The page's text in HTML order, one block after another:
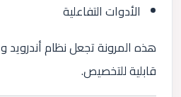
الأدوات التفاعلية
هذه المرونة تجعل نظام أندرويد
قابلية للتخصيص.